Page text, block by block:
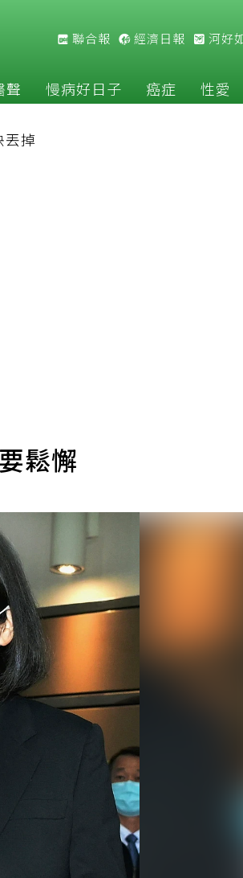
聯合報 經濟日報 河好
聲 慢病好日子 癌症 性愛
丟掉
鬆懈